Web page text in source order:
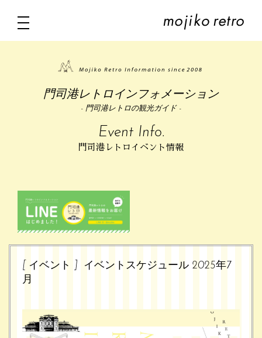
門司港レトロインフォメーション
- 門司港レトロの観光ガイド -
Event Info.
門司港レトロイベント情報
[ イベント ] イベントスケジュール 2025年7
月